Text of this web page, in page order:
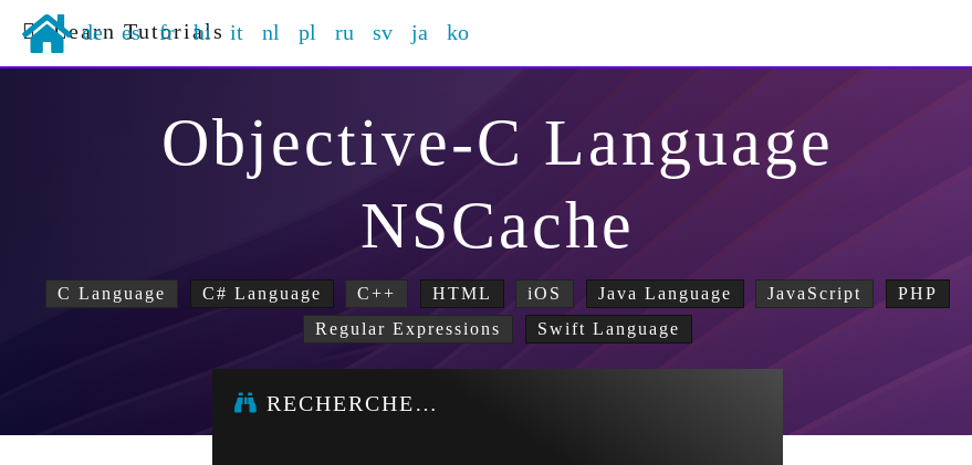
Learn Tutorials
de es fr hi it nl pl ru sv ja ko
Objective-C Language
NSCache
C Language C# Language C++ HTML iOS Java Language JavaScript
PHP
Regular Expressions
Swift Language
RECHERCHE…